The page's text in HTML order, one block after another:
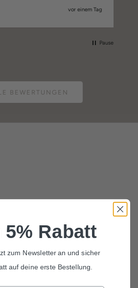
vor einem Tag
Pause
BEWERTUNGEN
5% Rabatt
zum Newsletter an und sicher
auf deine erste Bestellung.